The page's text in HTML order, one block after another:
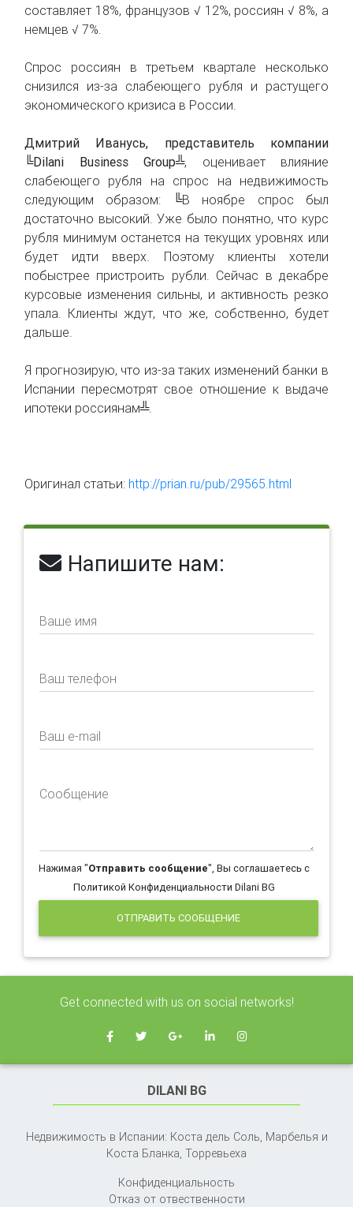
составляет 18%, французов √ 12%, россиян √ 8%, а
немцев √ 7%.
Спрос россиян в третьем квартале несколько
снизился из-за слабеющего рубля и растущего
экономического кризиса в России.
Дмитрий Иванусь, представитель компании
╚Dilani Business Group╩, оценивает влияние
слабеющего рубля на спрос на недвижимость
следующим образом: ╚В ноябре спрос был
достаточно высокий. Уже было понятно, что курс
рубля минимум останется на текущих уровнях или
будет идти вверх. Поэтому клиенты хотели
побыстрее пристроить рубли. Сейчас в декабре
курсовые изменения сильны, и активность резко
упала. Клиенты ждут, что же, собственно, будет
дальше.
Я прогнозирую, что из-за таких изменений банки в
Испании пересмотрят свое отношение к выдаче
ипотеки россиянам╩.
Оригинал статьи: http://prian.ru/pub/29565.html
Напишите нам:
Ваше имя
Ваш телефон
Ваш e-mail
Сообщение
Нажимая "Отправить сообщение", Вы соглашаетесь с
Политикой Конфиденциальности Dilani BG
ОТПРАВИТЬ СООБЩЕНИЕ
Get connected with us on social networks!
DILANI BG
Недвижимость в Испании: Коста дель Соль, Марбелья и
Коста Бланка, Торревьеха
Конфиденциальность
Отказ от отвественности